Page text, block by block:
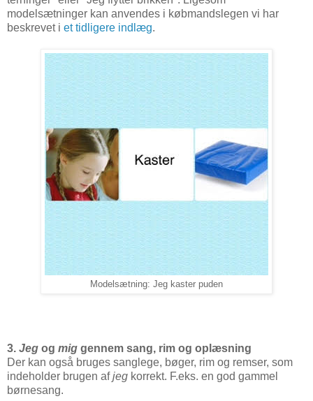
modelsætninger kan anvendes i købmandslegen vi har
beskrevet i et tidligere indlæg.
Modelsætning: Jeg kaster puden
3. Jeg og mig gennem sang, rim og oplæsning
Der kan også bruges sanglege, bøger, rim og remser, som
indeholder brugen afjeg korrekt. F.eks. en god gammel
børnesang.